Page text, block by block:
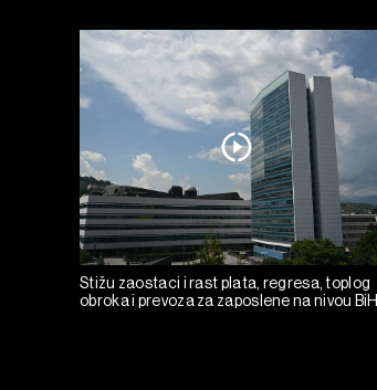
Stižu zaostaci i rast plata, regresa, toplog
obroka i prevoza za zaposlene na nivou BiH